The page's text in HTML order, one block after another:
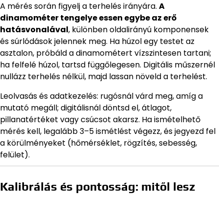
A mérés során figyelj a terhelés irányára. A
dinamométer tengelye essen egybe az erő
hatásvonalával, különben oldalirányú komponensek
és súrlódások jelennek meg. Ha húzol egy testet az
asztalon, próbáld a dinamométert vízszintesen tartani;
ha felfelé húzol, tartsd függőlegesen. Digitális műszernél
nullázz terhelés nélkül, majd lassan növeld a terhelést.
Leolvasás és adatkezelés: rugósnál várd meg, amíg a
mutató megáll; digitálisnál döntsd el, átlagot,
pillanatértéket vagy csúcsot akarsz. Ha ismételhető
mérés kell, legalább 3–5 ismétlést végezz, és jegyezd fel
a körülményeket (hőmérséklet, rögzítés, sebesség,
felület).
Kalibrálás és pontosság: mitől lesz